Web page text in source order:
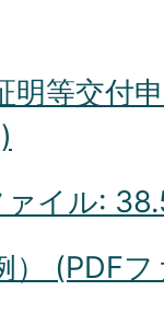
明等交付
イル:
） (PDF